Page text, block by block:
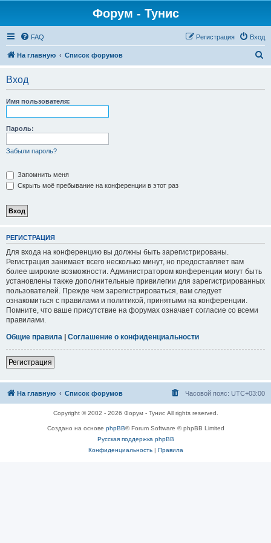
Форум - Тунис
FAQ Вход
Регистрация
На главную Список форумов
Вход
Имя пользователя:
Пароль:
Забыли пароль?
Запомнить меня
Скрыть моё пребывание на конференции в этот раз
РЕГИСТРАЦИЯ
Для входа на конференцию вы должны быть зарегистрированы.
Регистрация занимает всего несколько минут, но предоставляет вам
более широкие возможности. Администратором конференции могут быть
установлены также дополнительные привилегии для зарегистрированных
пользователей. Прежде чем зарегистрироваться, вам следует
ознакомиться с правилами и политикой, принятыми на конференции.
Помните, что ваше присутствие на форумах означает согласие со всеми
правилами.
Общие правила | Соглашение о конфиденциальности
Регистрация
На главную Список форумов Часовой пояс: UTC+03:00
Copyright © 2002 - 2026 Форум - Тунис All rights reserved.
Создано на основе phpBB® Forum Software © phpBB Limited
Русская поддержка phpBB
Конфиденциальность| Правила